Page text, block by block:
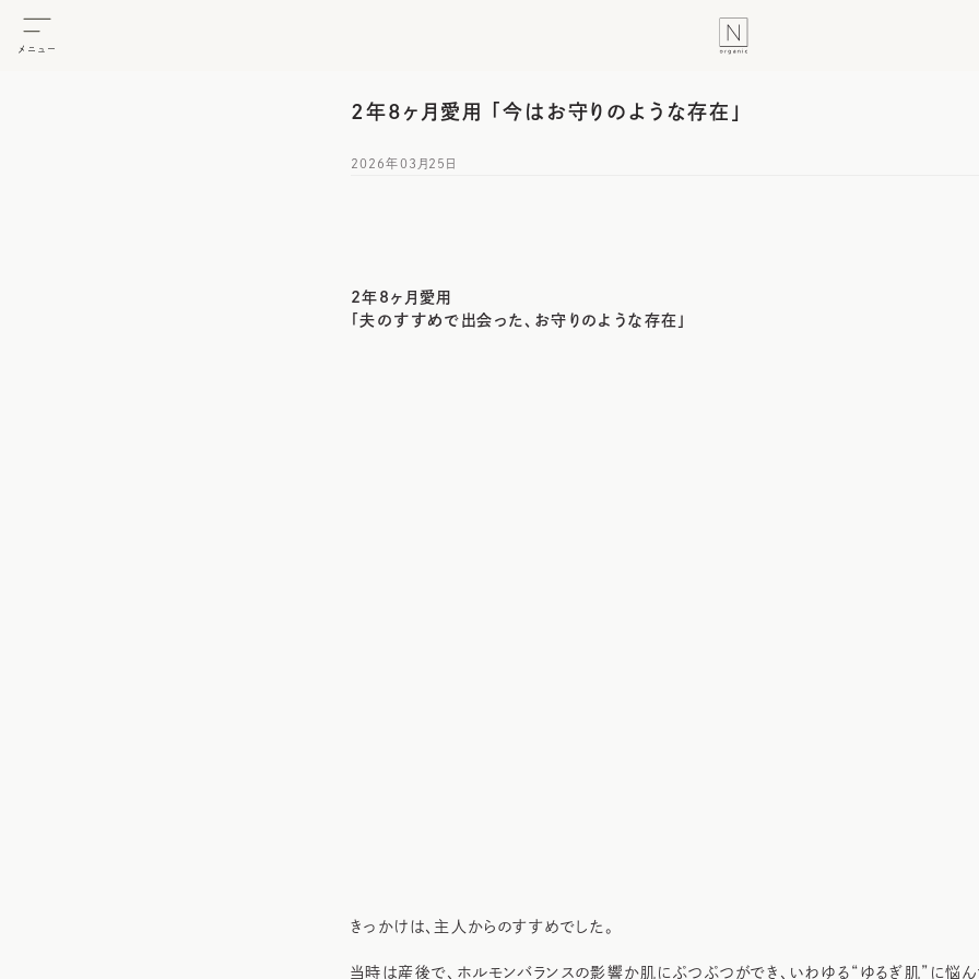
メニュー
2年8ヶ月愛用 「今はお守りのような存在」
2026年03月25日
2年8ヶ月愛用
「夫のすすめで出会った、お守りのような存在」
きっかけは、主人からのすすめでした。
当時は産後で、ホルモンバランスの影響か肌にぷつぷつができ、いわゆる“ゆるぎ肌”に悩ん